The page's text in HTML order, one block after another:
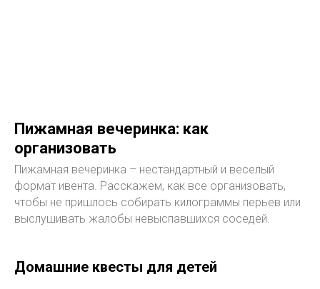
Пижамная вечеринка: как
организовать
Пижамная вечеринка – нестандартный и веселый
формат ивента. Расскажем, как все организовать,
чтобы не пришлось собирать килограммы перьев или
выслушивать жалобы невыспавшихся соседей.
Домашние квесты для детей